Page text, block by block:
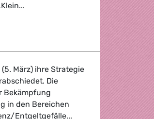
Unternehmen (KMU)
März) ihre Strategie
Die
Bekämpfung
in den Bereichen
Entgeltgefälle...